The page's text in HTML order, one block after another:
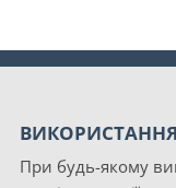
При будь-якому